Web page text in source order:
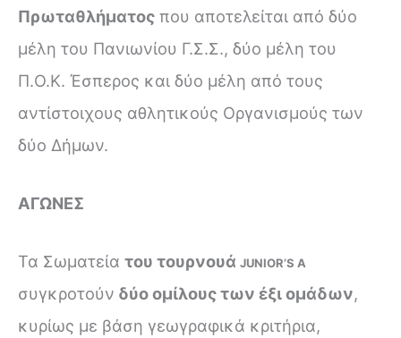
Πρωταθλήματος που αποτελείται από δύο
μέλη του Πανιωνίου Γ.Σ.Σ., δύο μέλη του
Π.Ο.Κ. Έσπερος και δύο μέλη από τους
αντίστοιχους αθλητικούς Οργανισμούς των
δύο Δήμων.
ΑΓΩΝΕΣ
Τα Σωματεία του τουρνουά JUNIOR’S A
συγκροτούν δύο ομίλους των έξι ομάδων,
κυρίως με βάση γεωγραφικά κριτήρια,